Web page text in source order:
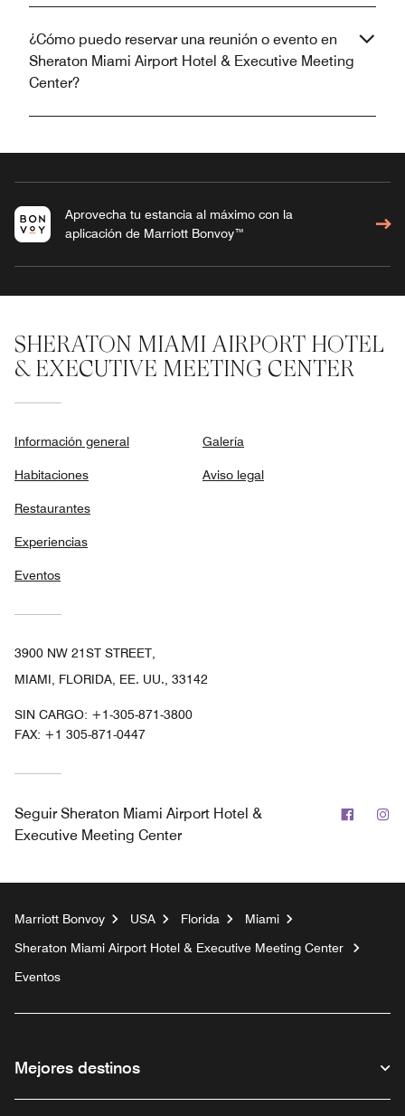
¿Cómo puedo reservar una reunión o evento en
Sheraton Miami Airport Hotel & Executive Meeting
Center?
Aprovecha tu estancia al máximo con la
aplicación de Marriott Bonvoy™
SHERATON MIAMI AIRPORT HOTEL
& EXECUTIVE MEETING CENTER
Información general
Habitaciones
Restaurantes
Experiencias
Eventos
Galería
Aviso legal
3900 NW 21ST STREET,
MIAMI, FLORIDA, EE. UU., 33142
SIN CARGO: +1-305-871-3800
FAX: +1 305-871-0447
Seguir Sheraton Miami Airport Hotel &
Executive Meeting Center
Marriott Bonvoy USA Florida
Miami
Sheraton Miami Airport Hotel & Executive Meeting Center
Eventos
Mejores destinos